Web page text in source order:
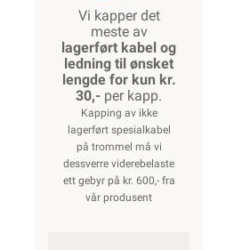
Vi kapper det
meste av
lagerført kabel og
ledning til ønsket
lengde for kun kr.
30,- per kapp.
Kapping av ikke
lagerført spesialkabel
på trommel må vi
dessverre viderebelaste
ett gebyr på kr. 600,- fra
vår produsent